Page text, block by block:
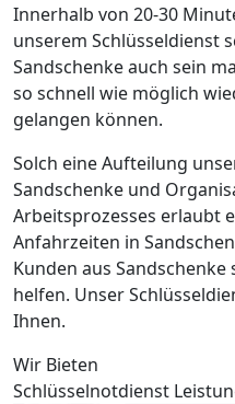
Innerhalb von 20-30
unserem Schlüsseldienst
Sandschenke auch sein
so schnell wie möglich
gelangen können.
Solch eine Aufteilung
Sandschenke und
Arbeitsprozesses erlaubt
Anfahrzeiten in
Kunden aus
helfen. Unser
Ihnen.
Wir Bieten
Schlüsselnotdienst